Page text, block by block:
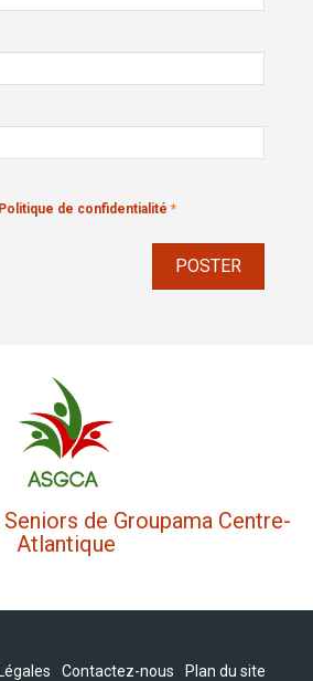
Politique de confidentialité *
de Groupama Centre-
Atlantique
Contactez-nous Plan du site